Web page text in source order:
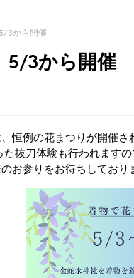
3から開催
3から開催
恒例の花まつりが開催
抜刀体験も行われます
お参りをお待ちしており